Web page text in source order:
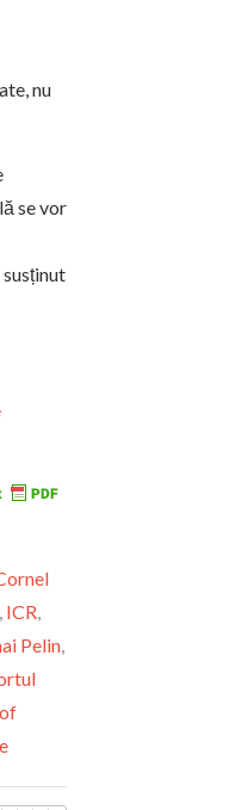
nu
se vor
, ICR,
Pelin,